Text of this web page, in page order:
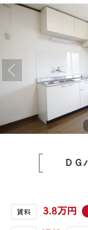
ＤＧ
賃料 3.8万円